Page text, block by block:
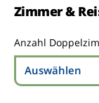
Zimmer &
Anzahl
Auswählen